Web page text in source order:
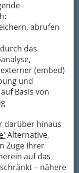
abrufen
das
(embed)
und
Basis von
darüber hinaus
Alternative,
Zuge Ihrer
auf das
– nähere
sich primär
werden
oder nur in
Tagen
Österreich
eine
Bezirke